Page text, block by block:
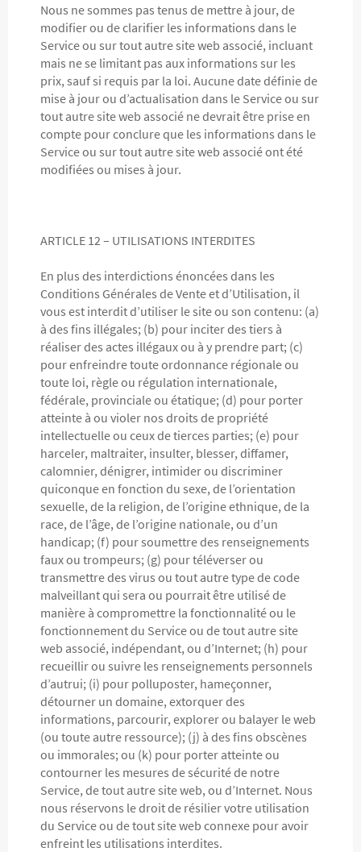
Nous ne sommes pas tenus de mettre à jour, de
modifier ou de clarifier les informations dans le
Service ou sur tout autre site web associé, incluant
mais ne se limitant pas aux informations sur les
prix, sauf si requis par la loi. Aucune date définie de
mise à jour ou d’actualisation dans le Service ou sur
tout autre site web associé ne devrait être prise en
compte pour conclure que les informations dans le
Service ou sur tout autre site web associé ont été
modifiées ou mises à jour.
ARTICLE 12 – UTILISATIONS INTERDITES
En plus des interdictions énoncées dans les
Conditions Générales de Vente et d’Utilisation, il
vous est interdit d’utiliser le site ou son contenu: (a)
à des fins illégales; (b) pour inciter des tiers à
réaliser des actes illégaux ou à y prendre part; (c)
pour enfreindre toute ordonnance régionale ou
toute loi, règle ou régulation internationale,
fédérale, provinciale ou étatique; (d) pour porter
atteinte à ou violer nos droits de propriété
intellectuelle ou ceux de tierces parties; (e) pour
harceler, maltraiter, insulter, blesser, diffamer,
calomnier, dénigrer, intimider ou discriminer
quiconque en fonction du sexe, de l’orientation
sexuelle, de la religion, de l’origine ethnique, de la
race, de l’âge, de l’origine nationale, ou d’un
handicap; (f) pour soumettre des renseignements
faux ou trompeurs; (g) pour téléverser ou
transmettre des virus ou tout autre type de code
malveillant qui sera ou pourrait être utilisé de
manière à compromettre la fonctionnalité ou le
fonctionnement du Service ou de tout autre site
web associé, indépendant, ou d’Internet; (h) pour
recueillir ou suivre les renseignements personnels
d’autrui; (i) pour polluposter, hameçonner,
détourner un domaine, extorquer des
informations, parcourir, explorer ou balayer le web
(ou toute autre ressource); (j) à des fins obscènes
ou immorales; ou (k) pour porter atteinte ou
contourner les mesures de sécurité de notre
Service, de tout autre site web, ou d’Internet. Nous
nous réservons le droit de résilier votre utilisation
du Service ou de tout site web connexe pour avoir
enfreint les utilisations interdites.